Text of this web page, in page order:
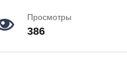
Просмотры
386